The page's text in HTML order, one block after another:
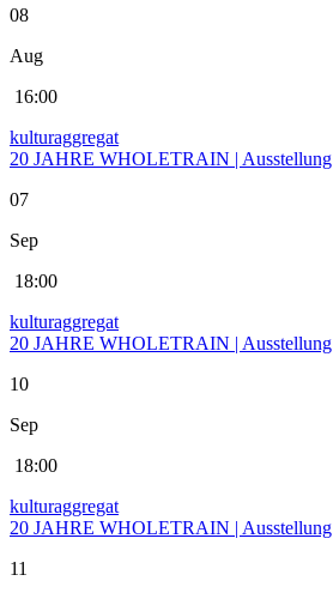
08
Aug
16:00
kulturaggregat
20 JAHRE WHOLETRAIN | Ausstellung
07
Sep
18:00
kulturaggregat
20 JAHRE WHOLETRAIN | Ausstellung
10
Sep
18:00
kulturaggregat
20 JAHRE WHOLETRAIN | Ausstellung
11